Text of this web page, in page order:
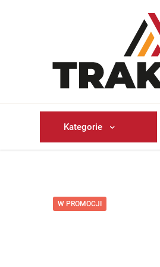
Kategorie
W PROMOCJI